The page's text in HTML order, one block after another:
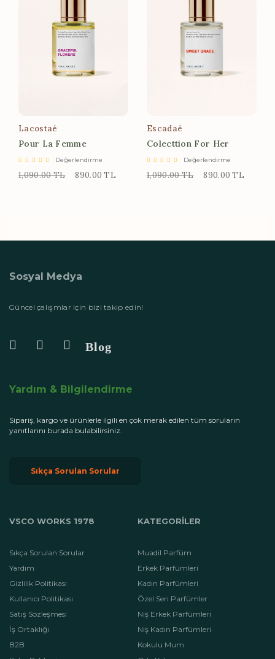
Lacostaé
Pour La Femme
Değerlendirme
1,090.00 TL 890.00 TL
Escadaé
Colecttion For Her
Değerlendirme
1,090.00 TL 890.00 TL
Sosyal Medya
Güncel çalışmlar için bizi takip edin!
Yardım & Bilgilendirme
Sipariş, kargo ve ürünlerle ilgili en çok merak edilen tüm soruların
yanıtlarını burada bulabilirsiniz.
Sıkça Sorulan Sorular
VSCO WORKS 1978 KATEGORİLER
Sıkça Sorulan Sorular
Muadil Parfüm
Yardım
Erkek Parfümleri
Gizlilik Politikası
Kadın Parfümleri
Kullanıcı Politikası
Özel Seri Parfümler
Satış Sözleşmesi
Niş Erkek Parfümleri
İş Ortaklığı
Niş Kadın Parfümleri
B2B
Kokulu Mum